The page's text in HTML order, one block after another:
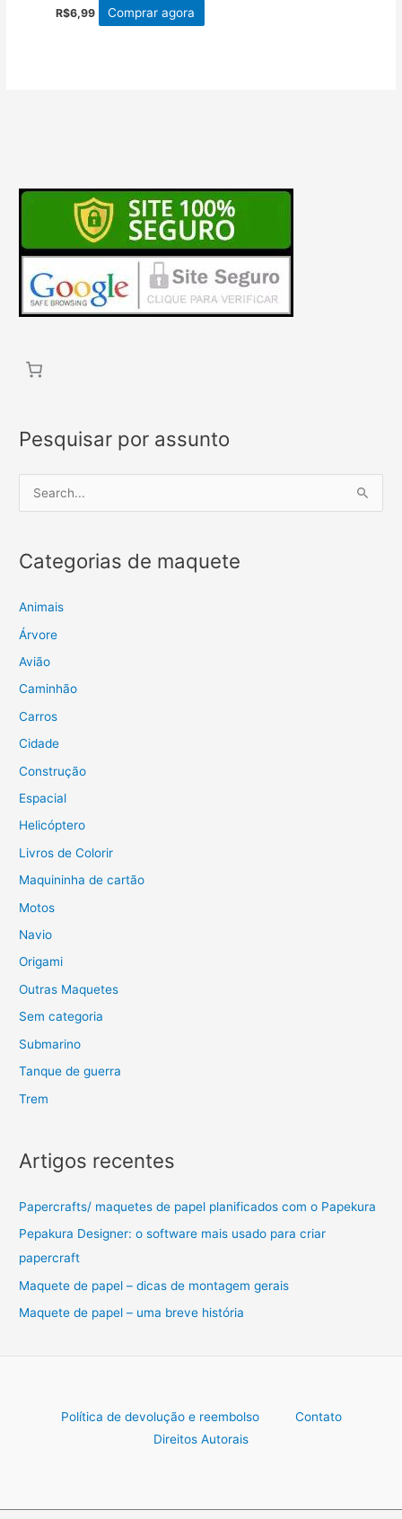
R$6,99 Comprar agora
Pesquisar por assunto
e
q
i
s
a
r
:
Categorias de maquete
Animais
Árvore
Avião
Caminhão
Carros
Cidade
Construção
Espacial
Helicóptero
Livros de Colorir
Maquininha de cartão
Motos
Navio
Origami
Outras Maquetes
Sem categoria
Submarino
Tanque de guerra
Trem
Artigos recentes
Papercrafts/ maquetes de papel planificados com o Papekura
Pepakura Designer: o software mais usado para criar
papercraft
Maquete de papel – dicas de montagem gerais
Maquete de papel – uma breve história
Política de devolução e reembolso
Contato
Direitos Autorais